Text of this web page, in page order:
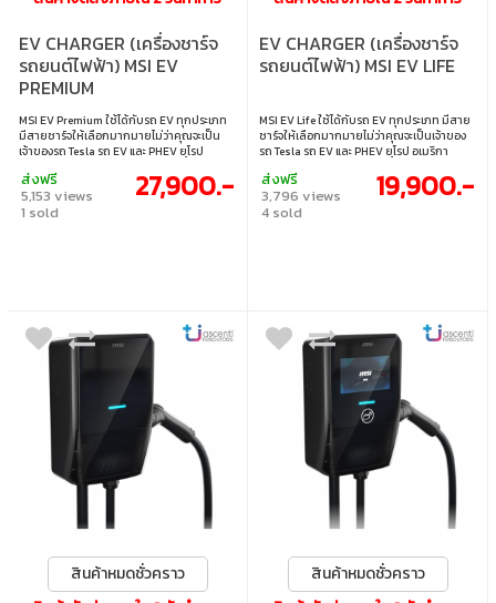
EV CHARGER (เครื่องชาร์จ
รถยนต์ไฟฟ้า) MSI EV
PREMIUM
MSI EV Premium ใช้ได้กับรถ EV ทุกประเภท
มีสายชาร์จให้เลือกมากมายไม่ว่าคุณจะเป็น
เจ้าของรถ Tesla รถ EV และ PHEV ยุโรป
นมือถือที่สามารถกำหนดเวลาชาร์จเพื่อ
ประหยัดค่าใช้จ่าย ควบคุมกระแสไฟฟ้า แสดง
แผนที่จุดติดตั้งเครื่องชาร์จ และชำระค่าจอดรถ
ส่งฟรี
5,153 views
1 sold
27,900.-
EV CHARGER (เครื่องชาร์จ
รถยนต์ไฟฟ้า) MSI EV LIFE
MSI EV Life ใช้ได้กับรถ EV ทุกประเภท มีสาย
ชาร์จให้เลือกมากมายไม่ว่าคุณจะเป็นเจ้าของ
รถ Tesla รถ EV และ PHEV ยุโรป อเมริกา
สามารถกำหนดเวลาชาร์จเพื่อประหยัดค่าใช้
จ่าย ควบคุมกระแสไฟฟ้า แสดงแผนที่จุดติดตั้ง
เครื่องชาร์จ และชำระค่าจอดรถและค่าชาร์จไฟ
ส่งฟรี
3,796 views
4 sold
19,900.-
สินค้าหมดชั่วคราว
สินค้าหมดชั่วคราว